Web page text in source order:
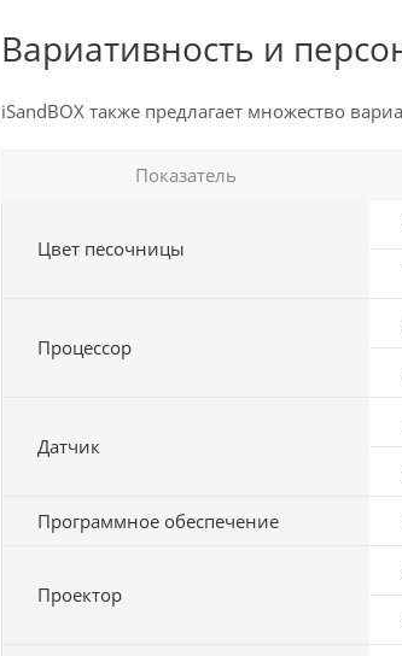
Вариативность и
iSandBOX также предлагает множество
Показатель
Цвет песочницы
Процессор
Датчик
Программное обеспечение
Проектор